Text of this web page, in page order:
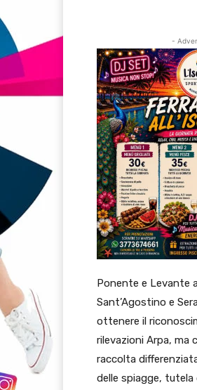
-
Ponente e Levante
Sant’Agostino e
ottenere il
rilevazioni Arpa, ma
raccolta
delle spiagge, tutela